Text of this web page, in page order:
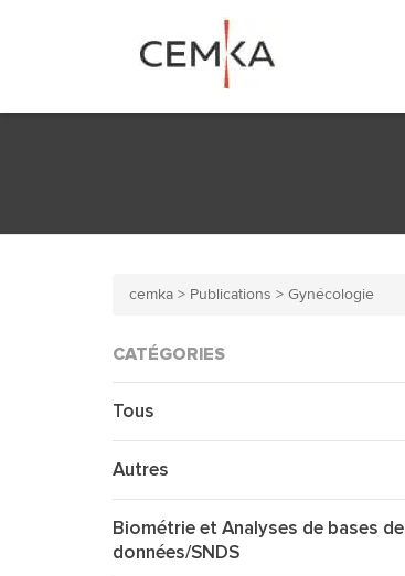
cemka > Publications > Gynécologie
CATÉGORIES
Tous
Autres
Biométrie et Analyses de bases de
données/SNDS